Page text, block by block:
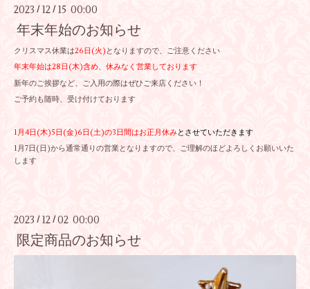
2023 / 12 / 15 00:00
年末年始のお知らせ
クリスマス休業は26日(火) となりますので、ご注意ください
年末年始は28日(木)含め、休みなく営業しております
新年のご挨拶など、ご入用の際はぜひご来店ください！
ご予約も随時、受け付けております
1月4日(木)5日(金)6日(土)の3日間はお正月休みとさせていただきます
1月7日(日)から通常通りの営業となりますので、ご理解のほどよろしくお願いいた
します
2023 / 12 /02 00:00
限定商品のお知らせ